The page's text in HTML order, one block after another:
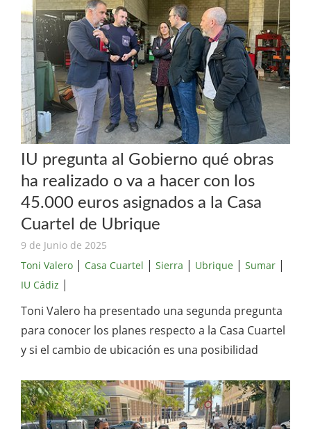
IU pregunta al Gobierno qué obras
ha realizado o va a hacer con los
45.000 euros asignados a la Casa
Cuartel de Ubrique
9 de Junio de 2025
Toni Valero | Casa Cuartel | Sierra | Ubrique | Sumar |
IU Cádiz |
Toni Valero ha presentado una segunda pregunta
para conocer los planes respecto a la Casa Cuartel
y si el cambio de ubicación es una posibilidad